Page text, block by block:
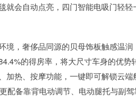
就会自动点亮，四门智能电吸门轻轻
境，奢侈品同源的贝母饰板触感温润
的得房率，将大尺寸车身的优势
加热、按摩功能，一键即可解锁云端
配备靠背电动调节、电动腿托与副